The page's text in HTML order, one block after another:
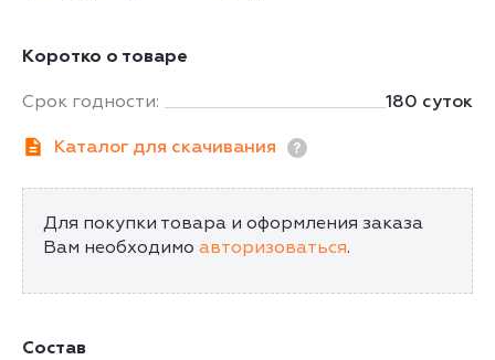
Коротко о товаре
Срок годности: 180 суток
Каталог для скачивания
Для покупки товара и оформления заказа
Вам необходимо авторизоваться.
Состав